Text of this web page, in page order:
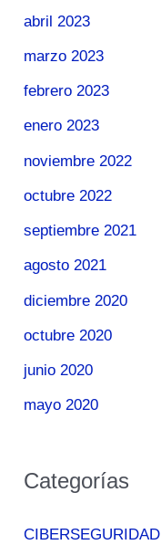
abril 2023
marzo 2023
febrero 2023
enero 2023
noviembre 2022
octubre 2022
septiembre 2021
agosto 2021
diciembre 2020
octubre 2020
junio 2020
mayo 2020
Categorías
CIBERSEGURIDAD